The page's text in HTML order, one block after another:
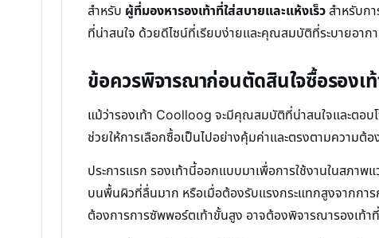
สำหรับ ผู้ที่มองหารองเท้าที่ใส่สบายและแห้งเร็วสำหรับก
ที่น่าสนใจ ด้วยดีไซน์ที่เรียบง่ายและคุณสมบัติที่ระบายอาก
ข้อควรพิจารณาก่อนตัดสินใจซื้อรองเ
แม้ว่ารองเท้า Coolloog จะมีคุณสมบัติที่น่าสนใจและตอ
ช่วยให้การเลือกซื้อเป็นไปอย่างคุ้มค่าและตรงตามความต้
ประการแรก รองเท้านี้ออกแบบมาเพื่อการใช้งานในสภา
บนพื้นผิวที่ลื่นมาก หรือเมื่อต้องรับแรงกระแทกสูงจากก
ต้องการการซัพพอร์ตเท้าขั้นสูง อาจต้องพิจารณารองเท้